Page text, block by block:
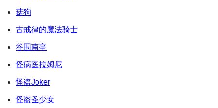
菇狗
古戒律的魔法骑士
谷围南亭
怪病医拉姆尼
怪盗Joker
怪盗圣少女